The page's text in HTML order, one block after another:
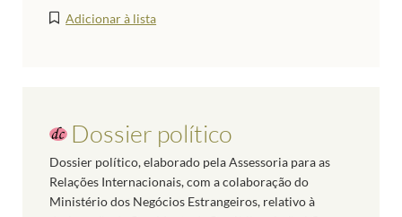
Adicionar à lista
Dossier político
Dossier político, elaborado pela Assessoria para as
Relações Internacionais, com a colaboração do
Ministério dos Negócios Estrangeiros, relativo à